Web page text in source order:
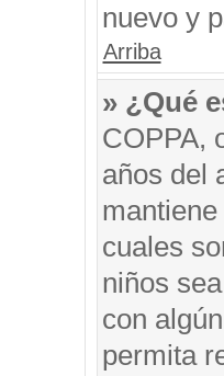
nuevo y
Arriba
» ¿Qué
COPPA,
años del
cuales
niños
con
permita